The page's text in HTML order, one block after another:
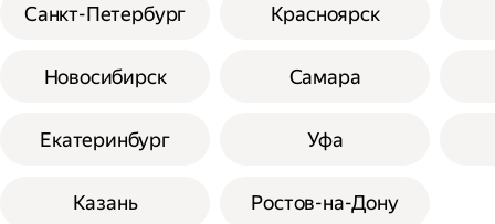
Санкт-Петербург
Новосибирск
Екатеринбург
Казань
Красноярск
Самара
Уфа
Ростов-на-Дону